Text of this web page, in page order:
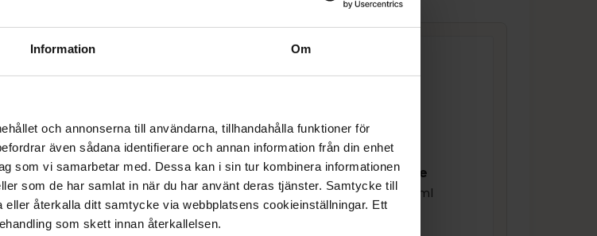
Information Om
och annonserna till användarna, tillhandahålla funktioner för
även sådana identifierare och annan information från din enhet
som vi samarbetar med. Dessa kan i sin tur kombinera informationen
som de har samlat in när du har använt deras tjänster. Samtycke till
återkalla ditt samtycke via webbplatsens cookieinställningar. Ett
som skett innan återkallelsen.
3 av 5 i omdöme
James Read Sleep
Mask Tan Retinol
Brun utan sol. 50 ml
James Read H20
Hydrating Mousse
Brun utan sol. 200 ml